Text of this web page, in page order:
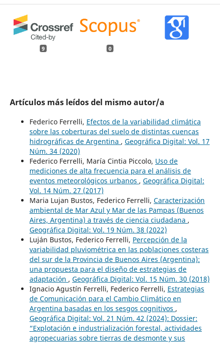
9 0
Artículos más leídos del mismo autor/a
Federico Ferrelli, Efectos de la variabilidad climática
sobre las coberturas del suelo de distintas cuencas
hidrográficas de Argentina , Geográfica Digital: Vol. 17
Núm. 34 (2020)
Federico Ferrelli, María Cintia Piccolo, Uso de
mediciones de alta frecuencia para el análisis de
eventos meteorológicos urbanos , Geográfica Digital:
Vol. 14 Núm. 27 (2017)
Maria Lujan Bustos, Federico Ferrelli, Caracterización
ambiental de Mar Azul y Mar de las Pampas (Buenos
Aires, Argentina) a través de ciencia ciudadana ,
Geográfica Digital: Vol. 19 Núm. 38 (2022)
Luján Bustos, Federico Ferrelli, Percepción de la
variabilidad pluviométrica en las poblaciones costeras
del sur de la Provincia de Buenos Aires (Argentina):
una propuesta para el diseño de estrategias de
adaptación , Geográfica Digital: Vol. 15 Núm. 30 (2018)
Ignacio Agustín Ferrelli, Federico Ferrelli, Estrategias
de Comunicación para el Cambio Climático en
Argentina basadas en los sesgos cognitivos ,
Geográfica Digital: Vol. 21 Núm. 42 (2024): Dossier:
“Explotación e industrialización forestal, actividades
agropecuarias sobre tierras de desmonte y sus